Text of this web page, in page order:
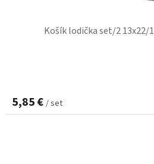
Košík lodička set/2 13x22/
5,85 € / set